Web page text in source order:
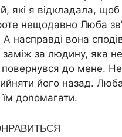
які я відкладала,
нещодавно Люба
насправді вона
заміж за людину, яка
повернувся до мене.
його назад.
доnомагати.